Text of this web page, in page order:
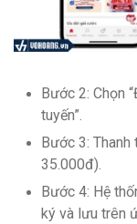
Bước 2: Chọn
tuyến”.
Bước 3:
35.000đ).
Bước 4: Hệ
ký và lưu trên